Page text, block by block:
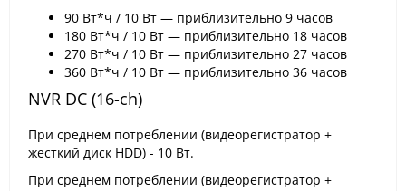
90 Вт*ч / 10 Вт — приблизительно 9 часов
180 Вт*ч / 10 Вт — приблизительно 18 часов
270 Вт*ч / 10 Вт — приблизительно 27 часов
360 Вт*ч / 10 Вт — приблизительно 36 часов
NVR DC (16-ch)
При среднем потреблении (видеорегистратор +
жесткий диск HDD) - 10 Вт.
При среднем потреблении (видеорегистратор +